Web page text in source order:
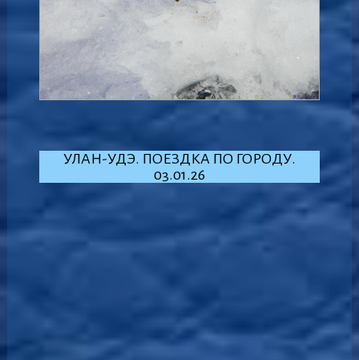
УЛАН-УДЭ. ПОЕЗДКА ПО ГОРОДУ.
03.01.26